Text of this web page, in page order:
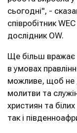
сьогодні", -
співробітник
дослідник OW.
Ще більш
в умовах
можливе, щоб не
молитви та
християн та
так і